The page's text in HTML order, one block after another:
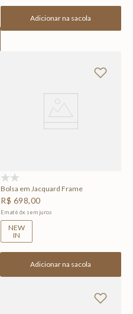
Adicionar na sacola
Bolsa em Jacquard Frame
R$ 698,00
Em até 6x sem juros
NEW
IN
Adicionar na sacola